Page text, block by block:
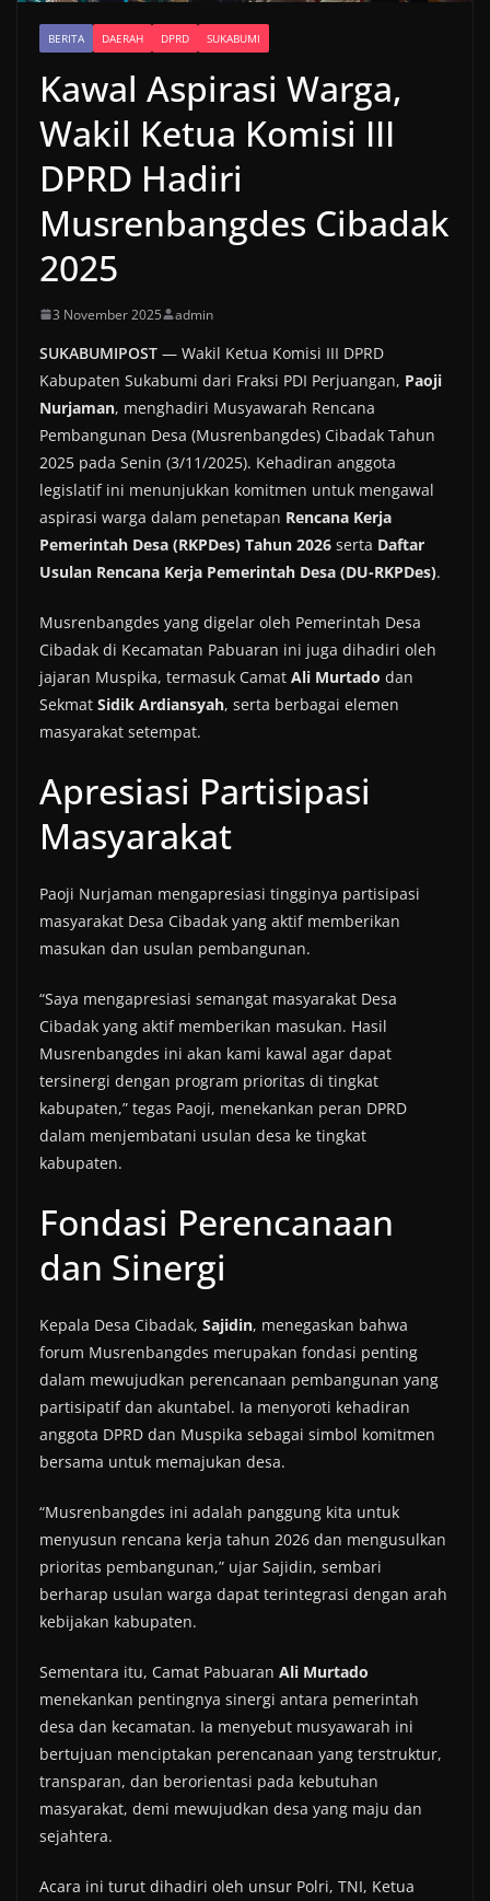
BERITA DAERAH DPRD SUKABUMI
Kawal Aspirasi Warga,
Wakil Ketua Komisi III
DPRD Hadiri
Musrenbangdes Cibadak
2025
3 November 2025 admin
SUKABUMIPOST — Wakil Ketua Komisi III DPRD
Kabupaten Sukabumi dari Fraksi PDI Perjuangan, Paoji
Nurjaman, menghadiri Musyawarah Rencana
Pembangunan Desa (Musrenbangdes) Cibadak Tahun
2025 pada Senin (3/11/2025). Kehadiran anggota
legislatif ini menunjukkan komitmen untuk mengawal
aspirasi warga dalam penetapan Rencana Kerja
Pemerintah Desa (RKPDes) Tahun 2026 serta Daftar
Usulan Rencana Kerja Pemerintah Desa (DU-RKPDes).
Musrenbangdes yang digelar oleh Pemerintah Desa
Cibadak di Kecamatan Pabuaran ini juga dihadiri oleh
jajaran Muspika, termasuk Camat Ali Murtado dan
Sekmat Sidik Ardiansyah, serta berbagai elemen
masyarakat setempat.
Apresiasi Partisipasi
Masyarakat
Paoji Nurjaman mengapresiasi tingginya partisipasi
masyarakat Desa Cibadak yang aktif memberikan
masukan dan usulan pembangunan.
“Saya mengapresiasi semangat masyarakat Desa
Cibadak yang aktif memberikan masukan. Hasil
Musrenbangdes ini akan kami kawal agar dapat
tersinergi dengan program prioritas di tingkat
kabupaten,” tegas Paoji, menekankan peran DPRD
dalam menjembatani usulan desa ke tingkat
kabupaten.
Fondasi Perencanaan
dan Sinergi
Kepala Desa Cibadak, Sajidin, menegaskan bahwa
forum Musrenbangdes merupakan fondasi penting
dalam mewujudkan perencanaan pembangunan yang
partisipatif dan akuntabel. Ia menyoroti kehadiran
anggota DPRD dan Muspika sebagai simbol komitmen
bersama untuk memajukan desa.
“Musrenbangdes ini adalah panggung kita untuk
menyusun rencana kerja tahun 2026 dan mengusulkan
prioritas pembangunan,” ujar Sajidin, sembari
berharap usulan warga dapat terintegrasi dengan arah
kebijakan kabupaten.
Sementara itu, Camat Pabuaran Ali Murtado
menekankan pentingnya sinergi antara pemerintah
desa dan kecamatan. Ia menyebut musyawarah ini
bertujuan menciptakan perencanaan yang terstruktur,
transparan, dan berorientasi pada kebutuhan
masyarakat, demi mewujudkan desa yang maju dan
sejahtera.
Acara ini turut dihadiri oleh unsur Polri, TNI, Ketua